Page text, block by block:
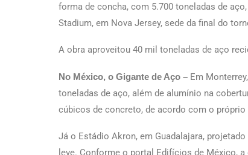
forma de concha, com 5.700 toneladas de
Stadium, em Nova Jersey, sede da final do
A obra aproveitou 40 mil toneladas de aço
No México, o Gigante de Aço – Em
toneladas de aço, além de alumínio na
cúbicos de concreto, de acordo com o próprio
Já o Estádio Akron, em Guadalajara,
leve. Conforme o portal Edifícios de México,